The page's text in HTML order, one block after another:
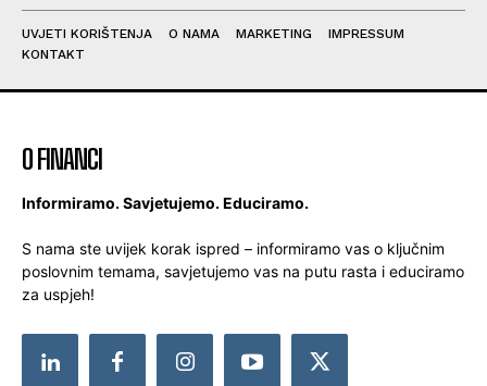
UVJETI KORIŠTENJA O NAMA MARKETING
IMPRESSUM
KONTAKT
O FINANCI
Informiramo. Savjetujemo. Educiramo.
S nama ste uvijek korak ispred – informiramo vas o ključnim
poslovnim temama, savjetujemo vas na putu rasta i educiramo
za uspjeh!